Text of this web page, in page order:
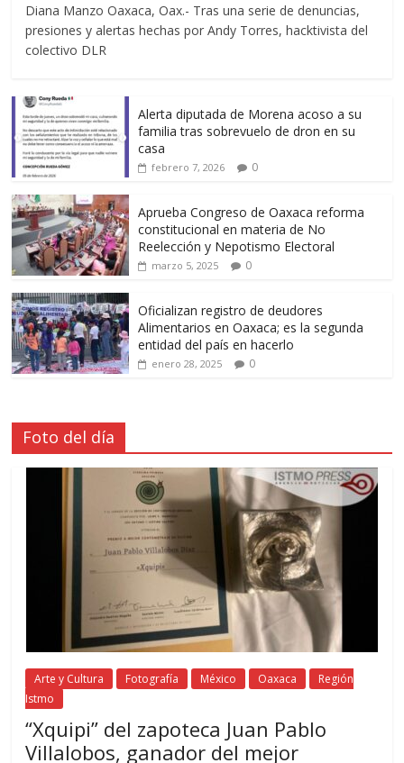
Diana Manzo Oaxaca, Oax.- Tras una serie de denuncias,
presiones y alertas hechas por Andy Torres, hacktivista del
colectivo DLR
Alerta diputada de Morena acoso a su
familia tras sobrevuelo de dron en su
casa
febrero 7, 2026 0
Aprueba Congreso de Oaxaca reforma
constitucional en materia de No
Reelección y Nepotismo Electoral
marzo 5, 2025 0
Oficializan registro de deudores
Alimentarios en Oaxaca; es la segunda
entidad del país en hacerlo
enero 28, 2025 0
Foto del día
Arte y Cultura Fotografía México Oaxaca
Región
Istmo
“Xquipi” del zapoteca Juan Pablo
Villalobos, ganador del mejor